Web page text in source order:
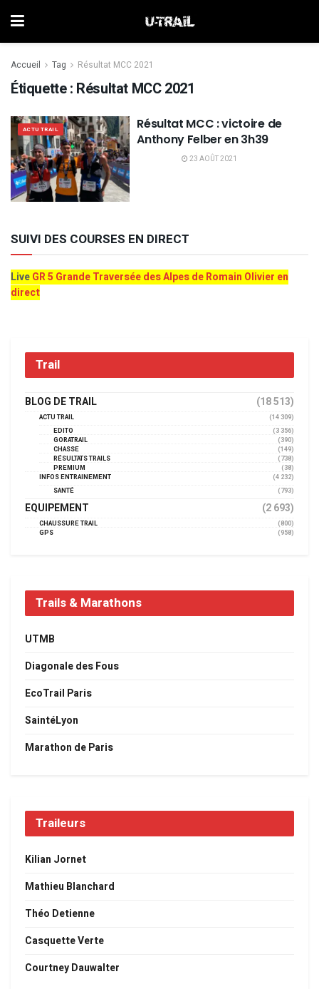
Accueil Tag Résultat MCC 2021
Étiquette : Résultat MCC 2021
ACTU TRAIL
Résultat MCC : victoire de
Anthony Felber en 3h39
23 AOÛT 2021
SUIVI DES COURSES EN DIRECT
LiveGR 5 Grande Traversée des Alpes de Romain Olivier en
direct
Trail
BLOG DE TRAIL (18 513)
ACTU TRAIL
(14 309)
EDITO
(3 356)
GORATRAIL
(390)
CHASSE
(149)
RÉSULTATS TRAILS
(738)
PREMIUM
(38)
INFOS ENTRAINEMENT
(4 232)
SANTÉ
(793)
EQUIPEMENT (2 693)
CHAUSSURE TRAIL
(800)
GPS
(958)
Trails & Marathons
UTMB
Diagonale des Fous
EcoTrail Paris
SaintéLyon
Marathon de Paris
Traileurs
Kilian Jornet
Mathieu Blanchard
Théo Detienne
Casquette Verte
Courtney Dauwalter